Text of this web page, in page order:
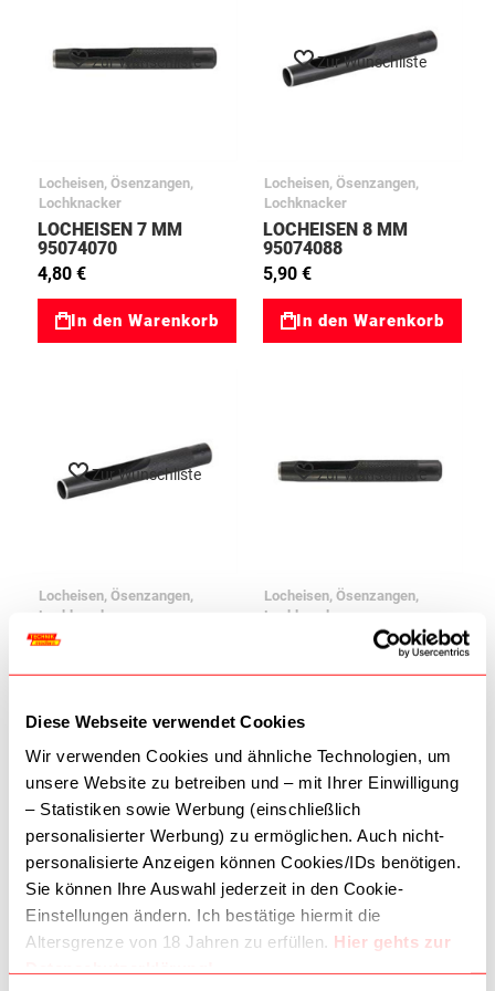
Diese Webseite verwendet Cookies
Wir verwenden Cookies und ähnliche Technologien, um
unsere Website zu betreiben und – mit Ihrer Einwilligung
– Statistiken sowie Werbung (einschließlich
personalisierter Werbung) zu ermöglichen. Auch nicht-
personalisierte Anzeigen können Cookies/IDs benötigen.
Sie können Ihre Auswahl jederzeit in den Cookie-
Einstellungen ändern. Ich bestätige hiermit die
Altersgrenze von 18 Jahren zu erfüllen. Hier gehts zur
Zur Wunschliste
Locheisen, Ösenzangen,
Lochknacker
LOCHEISEN 7 MM
95074070
4,80 €
In den Warenkorb
Zur Wunschliste
Locheisen, Ösenzangen,
Lochknacker
LOCHEISEN 8 MM
95074088
5,90 €
In den Warenkorb
Zur Wunschliste
Locheisen, Ösenzangen,
Lochknacker
LOCHEISEN 10 MM
In den Warenkorb
Zur Wunschliste
Locheisen, Ösenzangen,
Lochknacker
LOCHEISEN 12 MM
In den Warenkorb
Zur Wunschliste Zur Wunschliste